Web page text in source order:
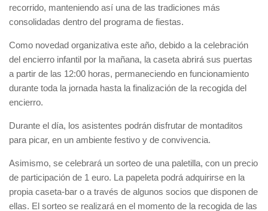
recorrido, manteniendo así una de las tradiciones más
consolidadas dentro del programa de fiestas.
Como novedad organizativa este año, debido a la celebración
del encierro infantil por la mañana, la caseta abrirá sus puertas
a partir de las 12:00 horas, permaneciendo en funcionamiento
durante toda la jornada hasta la finalización de la recogida del
encierro.
Durante el día, los asistentes podrán disfrutar de montaditos
para picar, en un ambiente festivo y de convivencia.
Asimismo, se celebrará un sorteo de una paletilla, con un precio
de participación de 1 euro. La papeleta podrá adquirirse en la
propia caseta-bar o a través de algunos socios que disponen de
ellas. El sorteo se realizará en el momento de la recogida de las